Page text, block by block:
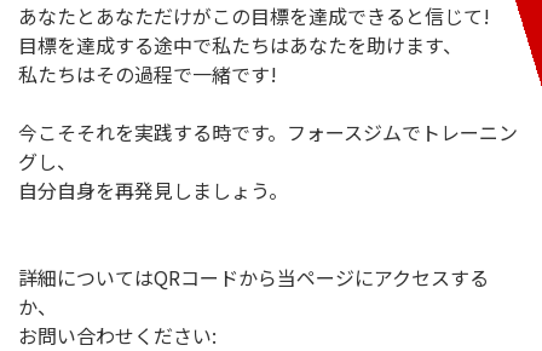
あなたとあなただけがこの目標を達成できると信じて!
目標を達成する途中で私たちはあなたを助けます、
私たちはその過程で一緒です!
今こそそれを実践する時です。フォースジムでトレーニン
グし、
自分自身を再発見しましょう。
詳細についてはQRコードから当ページにアクセスする
か、
お問い合わせください: